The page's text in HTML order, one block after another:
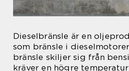
Dieselbränsle är en
som bränsle i
bränsle skiljer sig från
kräver en högre